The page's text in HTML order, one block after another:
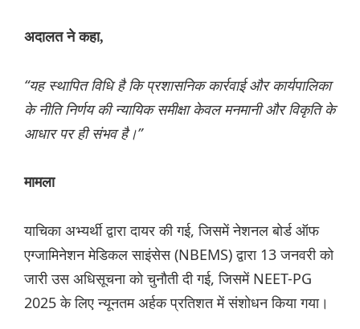
अदालत ने कहा,
“यह स्थापित विधि है कि प्रशासनिक कार्रवाई और कार्यपालिका
के नीति निर्णय की न्यायिक समीक्षा केवल मनमानी और विकृति के
आधार पर ही संभव है।”
मामला
याचिका अभ्यर्थी द्वारा दायर की गई, जिसमें नेशनल बोर्ड ऑफ
एग्जामिनेशन मेडिकल साइंसेस (NBEMS) द्वारा 13 जनवरी को
जारी उस अधिसूचना को चुनौती दी गई, जिसमें NEET-PG
2025 के लिए न्यूनतम अर्हक प्रतिशत में संशोधन किया गया।